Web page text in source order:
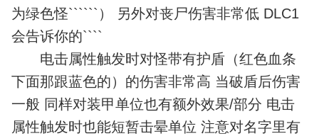
为绿色怪``````） 另外对丧尸伤害非常低 DLC1
会告诉你的````
电击属性触发时对怪带有护盾（红色血条
下面那跟蓝色的）的伤害非常高 当破盾后伤害
一般 同样对装甲单位也有额外效果/部分 电击
属性触发时也能短暂击晕单位 注意对名字里有